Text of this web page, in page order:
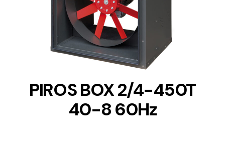
DETAILS
PIROS BOX 2/4-450T
40-8 60Hz